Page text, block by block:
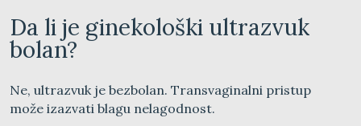
Da li je ginekološki ultrazvuk
bolan?
Ne, ultrazvuk je bezbolan. Transvaginalni pristup
može izazvati blagu nelagodnost.